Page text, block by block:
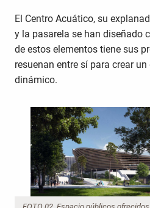
El Centro Acuático, su
y la pasarela se han diseñado
de estos elementos tiene sus
resuenan entre sí para crear
dinámico.